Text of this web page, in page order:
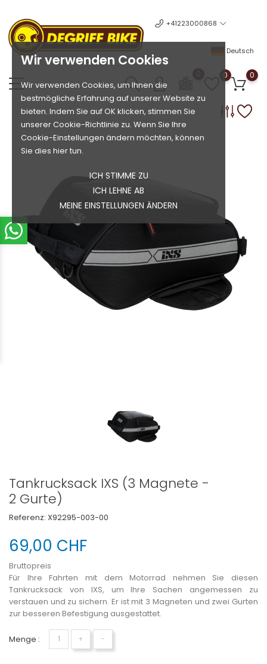
Wir verwenden Cookies
Wir verwenden Cookies, um Ihnen die
bestmögliche Erfahrung auf unserer Website zu
bieten. Indem Sie auf OK klicken, stimmen Sie
unserer Cookie-Richtlinie zu. Wenn Sie Ihre
Cookie-Einstellungen ändern möchten, können
Sie dies hier tun.
ICH STIMME ZU
ICH LEHNE AB
MEINE EINSTELLUNGEN ÄNDERN
+41223000868
Deutsch
0 0
Tankrucksack IXS (3 Magnete -
2 Gurte)
Referenz: X92295-003-00
69,00 CHF
Bruttopreis
Für Ihre Fahrten mit dem Motorrad nehmen Sie diesen
Tankrucksack von IXS, um Ihre Sachen angemessen zu
verstauen und zu sichern. Er ist mit 3 Magneten und zwei Gurten
zur besseren Befestigung ausgestattet.
Menge : + −